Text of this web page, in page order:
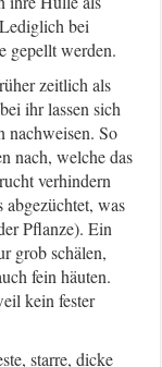
bei
gepellt werden.
zeitlich als
ihr lassen sich
nachweisen. So
nach, welche das
verhindern
was
Pflanze). Ein
grob schälen,
fein häuten.
kein fester
starre, dicke